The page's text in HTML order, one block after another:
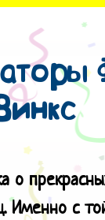
о
Именно с